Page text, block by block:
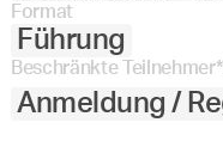
Format
Führung
Beschränkte
Anmeldung /